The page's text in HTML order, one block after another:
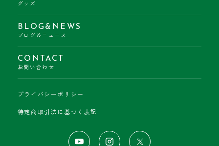
グッズ
BLOG&NEWS
ブログ＆ニュース
CONTACT
お問い合わせ
プライバシーポリシー
特定商取引法に基づく表記